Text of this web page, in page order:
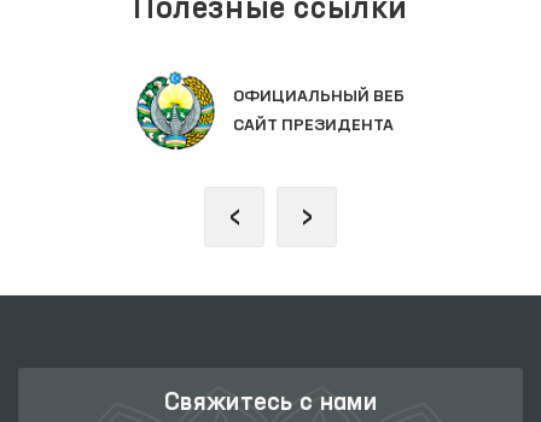
Полезные ссылки
ОФИЦИАЛЬНЫЙ ВЕБ
САЙТ ПРЕЗИДЕНТА
‹ ›
Свяжитесь с нами